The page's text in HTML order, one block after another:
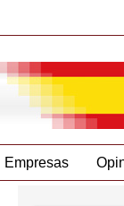
Empresas